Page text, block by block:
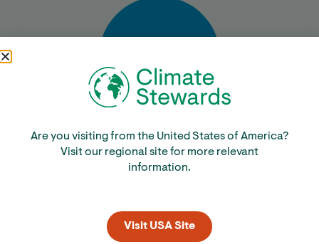
Bereken
Are you visiting from the United States of America?
Visit our regional site for more relevant
information.
Visit USA Site